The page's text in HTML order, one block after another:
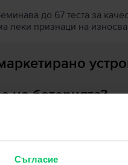
Съгласие
до 67 теста за
леки признаци на
на батерията?